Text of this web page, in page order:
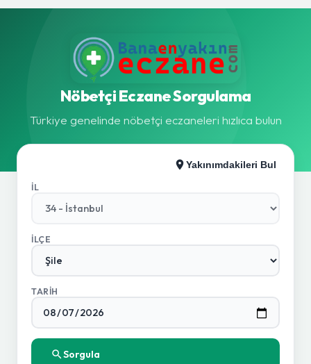
Nöbetçi Eczane Sorgulama
Türkiye genelinde nöbetçi eczaneleri hızlıca bulun
Yakınımdakileri Bul
İL
İLÇE
TARIH
Sorgula